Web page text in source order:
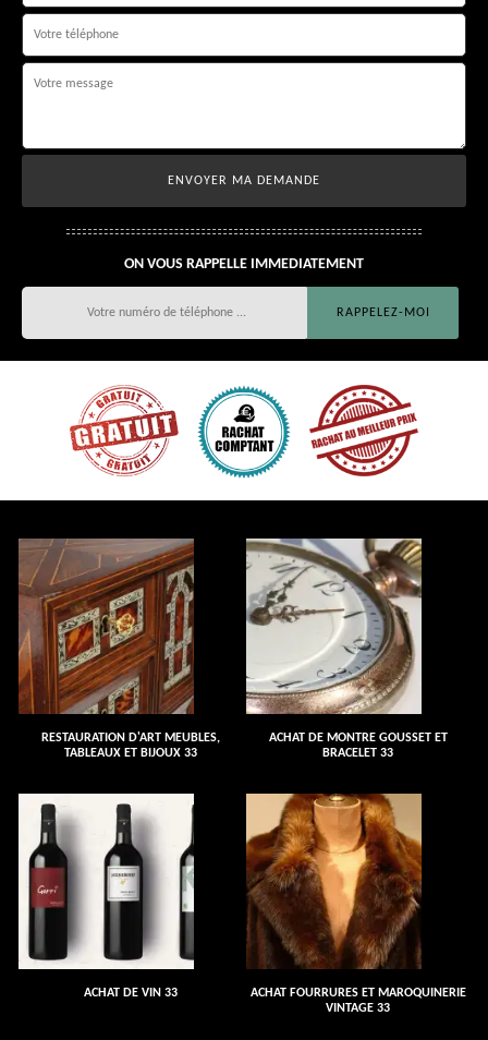
ON VOUS RAPPELLE IMMEDIATEMENT
RESTAURATION D'ART MEUBLES,
TABLEAUX ET BIJOUX 33
ACHAT DE MONTRE GOUSSET ET
BRACELET 33
ACHAT DE VIN 33
ACHAT FOURRURES ET MAROQUINERIE
VINTAGE 33